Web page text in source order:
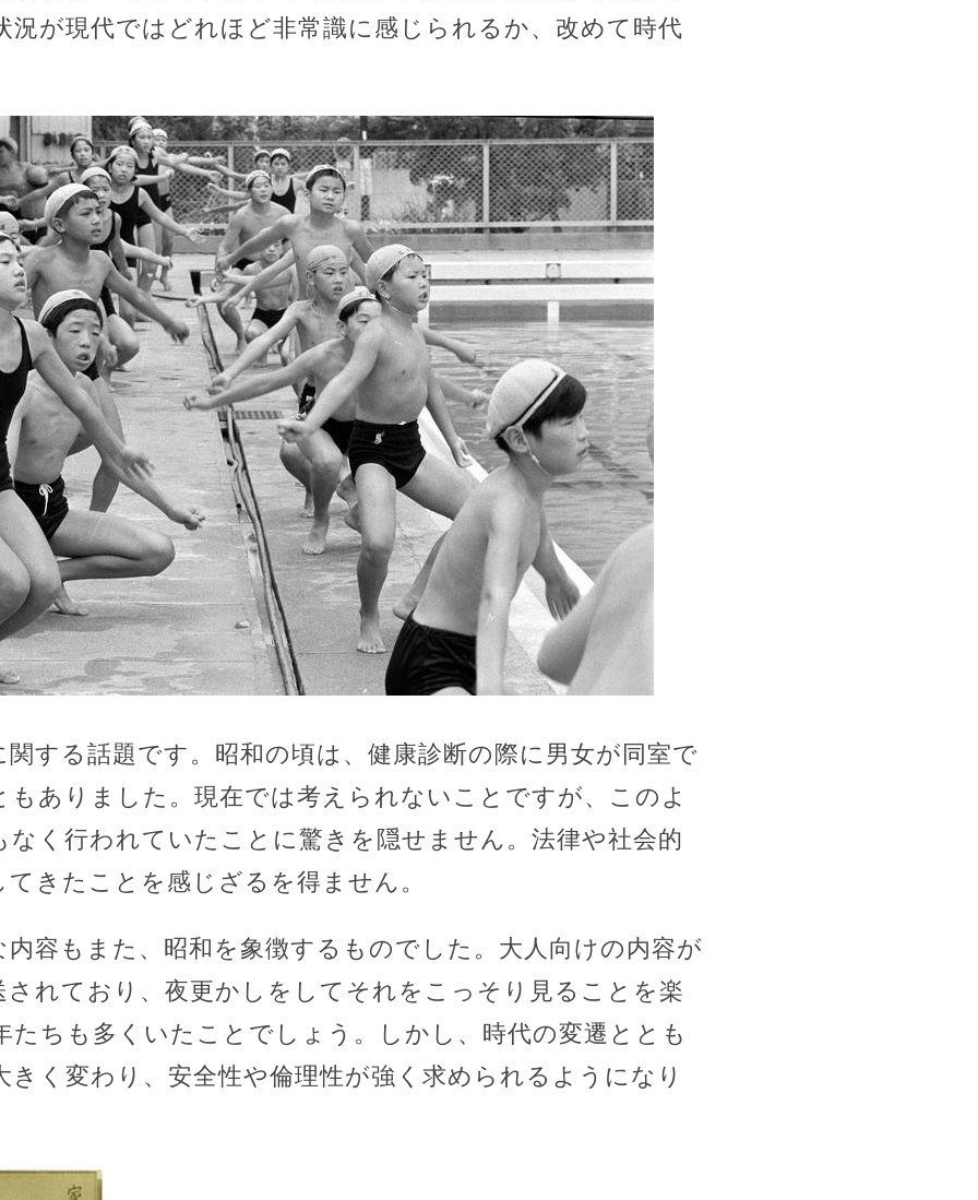
況が現代ではどれほど非常識に感じられるか、改めて時代
する話題です。昭和の頃は、健康診断の際に男女が同室で
もありました。現在では考えられないことですが、このよ
なく行われていたことに驚きを隠せません。法律や社会的
きたことを感じざるを得ません。
内容もまた、昭和を象徴するものでした。大人向けの内容が
されており、夜更かしをしてそれをこっそり見ることを楽
たちも多くいたことでしょう。しかし、時代の変遷ととも
きく変わり、安全性や倫理性が強く求められるようになり